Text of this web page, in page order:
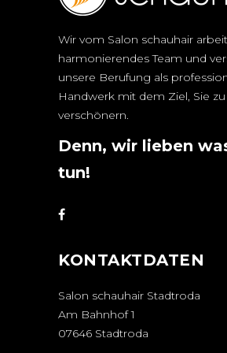
Wir vom Salon schauhair
harmonierendes Team und
unsere Berufung als
Handwerk mit dem Ziel, Sie zu
verschönern.
Denn, wir lieben
tun!
KONTAKTDATEN
Salon schauhair Stadtroda
Am Bahnhof 1
07646 Stadtroda